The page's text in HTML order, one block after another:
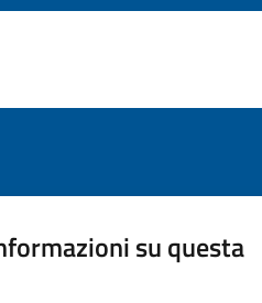
su questa